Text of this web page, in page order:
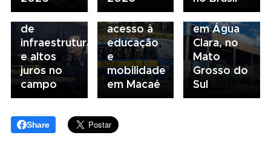
gargalos
de
infraestrutura
e altos
juros no
campo
fortalece
acesso à
educação
e
mobilidade
em Macaé
concessionária
em Água
Clara, no
Mato
Grosso do
Sul
Share